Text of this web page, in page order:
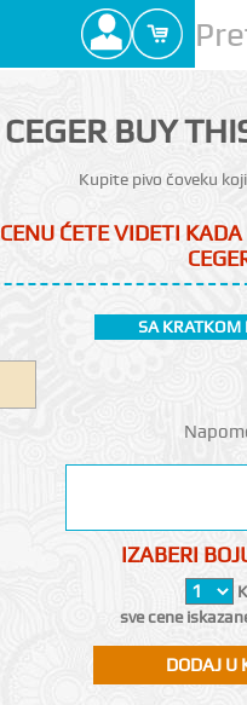
CEGER BUY
Kupite pivo čoveku
CENU ĆETE VIDETI
SA KRATKOM
IZABERI
sve cene